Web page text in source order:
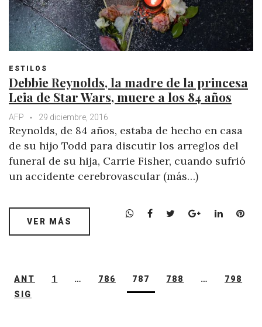
ESTILOS
Debbie Reynolds, la madre de la princesa
Leia de Star Wars, muere a los 84 años
AFP 29 diciembre, 2016
Reynolds, de 84 años, estaba de hecho en casa
de su hijo Todd para discutir los arreglos del
funeral de su hija, Carrie Fisher, cuando sufrió
un accidente cerebrovascular (más…)
W
A
p
F
o
e
G
e
L
d
P
VER MÁS
Navegación
de
ANT 1 … 786 787 788 …
798
SIG